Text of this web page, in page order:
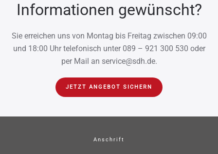
Informationen gewünscht?
Sie erreichen uns von Montag bis Freitag zwischen 09:00
und 18:00 Uhr telefonisch unter 089 – 921 300 530 oder
per Mail an service@sdh.de.
JETZT ANGEBOT SICHERN
Anschrift